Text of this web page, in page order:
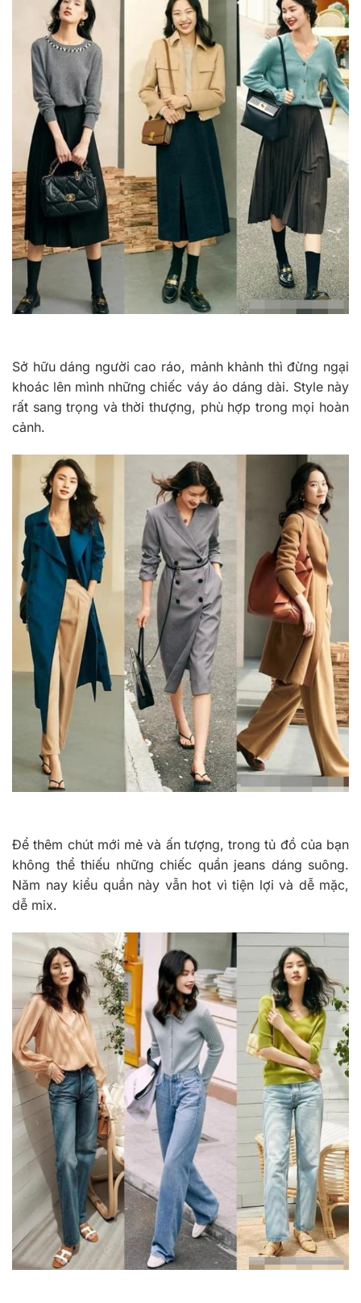
Sở hữu dáng người cao ráo, mảnh khảnh thì đừng ngại
khoác lên mình những chiếc váy áo dáng dài. Style này
rất sang trọng và thời thượng, phù hợp trong mọi hoàn
cảnh.
Để thêm chút mới mẻ và ấn tượng, trong tủ đồ của bạn
không thể thiếu những chiếc quần jeans dáng suông.
Năm nay kiểu quần này vẫn hot vì tiện lợi và dễ mặc,
dễ mix.